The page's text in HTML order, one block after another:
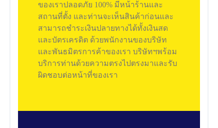
ของเราปลอดภัย 100% มีหน้าร้านและ
สถานที่ตั้ง และท่านจะเห็นสินค้าก่อนและ
สามารถชำระเงินปลายทางได้ทั้งเงินสด
และบัตรเครดิต ด้วยพนักงานของบริษัท
และพันธมิตรการค้าของเรา บริษัทฯพร้อม
บริการท่านด้วยความตรงไปตรงมาและรับ
ผิดชอบต่อหน้าที่ของเรา